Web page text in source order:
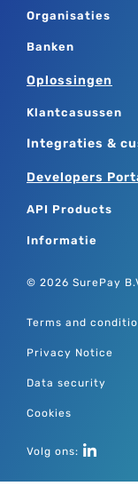
Organisaties
Banken
Oplossingen
Klantcasussen
Integraties &
Developers
API Products
Informatie
© 2026 SurePay
Terms and
Privacy Notice
Data security
Cookies
Volg ons: